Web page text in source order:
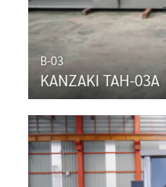
B-03
KANZAKI TAH-03A